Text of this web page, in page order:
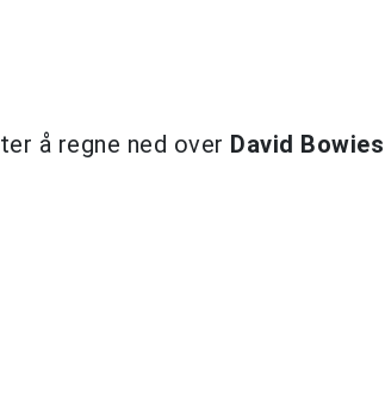
å regne ned over David Bowies